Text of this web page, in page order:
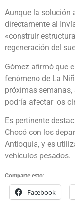
Aunque la solución
directamente al
«construir
regeneración del
Gómez afirmó que
fenómeno de La
próximas semanas,
podría afectar los
Es pertinente
Chocó con los
Antioquia, y es
vehículos pesados.
Comparte esto:
Facebook